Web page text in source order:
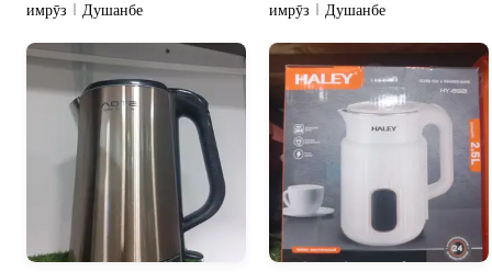
имрӯз Душанбе имрӯз Душанбе